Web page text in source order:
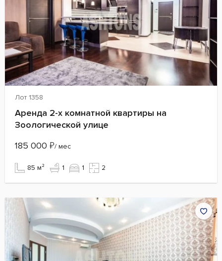
Лот 1358
Аренда 2-х комнатной квартиры на
Зоологической улице
185 000 ₽/ мес
85 м² 1 1 2